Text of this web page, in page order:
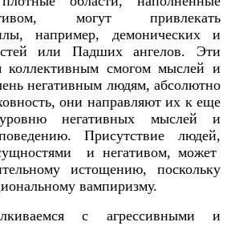
могут привлекать
например, демонических и
или Падших ангелов. Эти
коллективным смогом мыслей и
негативным людям, абсолютно
они направляют их к еще
негативных мыслей и
Присутствие людей,
и негативом, может
истощению, поскольку
вампиризму.
с агрессивными и